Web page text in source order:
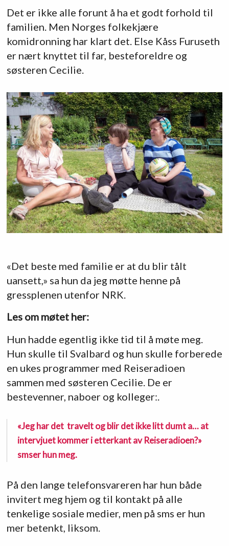
Det er ikke alle forunt å ha et godt forhold til
familien. Men Norges folkekjære
komidronning har klart det. Else Kåss Furuseth
er nært knyttet til far, besteforeldre og
søsteren Cecilie.
«Det beste med familie er at du blir tålt
uansett,» sa hun da jeg møtte henne på
gressplenen utenfor NRK.
Les om møtet her:
Hun hadde egentlig ikke tid til å møte meg.
Hun skulle til Svalbard og hun skulle forberede
en ukes programmer med Reiseradioen
sammen med søsteren Cecilie. De er
bestevenner, naboer og kolleger:.
«Jeg har det travelt og blir det ikke litt dumt a… at
intervjuet kommer i etterkant av Reiseradioen?»
smser hun meg.
På den lange telefonsvareren har hun både
invitert meg hjem og til kontakt på alle
tenkelige sosiale medier, men på sms er hun
mer betenkt, liksom.